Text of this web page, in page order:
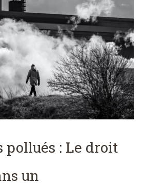
pollués : Le droit
un